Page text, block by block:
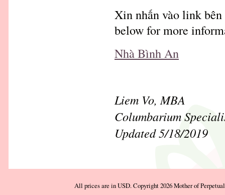
Xin nhấn vào link
below for more
Nhà Bình An
Liem Vo, MBA
Columbarium
Updated 5/18/2019
All prices are inUSD. Copyright 2026 Mother of